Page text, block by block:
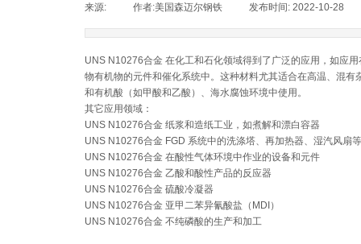
来源: 作者:美国森迈尔钢铁 发布时间: 2022-10-28
UNS N10276合金 在化工和石化领域得到了广泛的应用，如应
物有机物的元件和催化系统中。这种材料尤其适合在高温、混有
和有机酸（如甲酸和乙酸）、海水腐蚀环境中使用。
其它应用领域：
UNS N10276合金 纸浆和造纸工业，如煮解和漂白容器
UNS N10276合金 FGD 系统中的洗涤塔、再加热器、湿汽风扇等
UNS N10276合金 在酸性气体环境中作业的设备和元件
UNS N10276合金 乙酸和酸性产品的反应器
UNS N10276合金 硫酸冷凝器
UNS N10276合金 亚甲二苯异氰酸盐（MDI）
UNS N10276合金 不纯磷酸的生产和加工